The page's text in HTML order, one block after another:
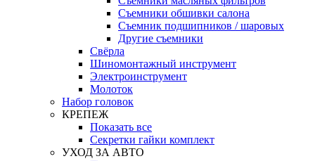
Съемники обшивки салона
Съемник подшипников / шаровых
Другие съемники
Свёрла
Шиномонтажный инструмент
Электроинструмент
Молоток
Набор головок
КРЕПЕЖ
Показать все
Секретки гайки комплект
УХОД ЗА АВТО